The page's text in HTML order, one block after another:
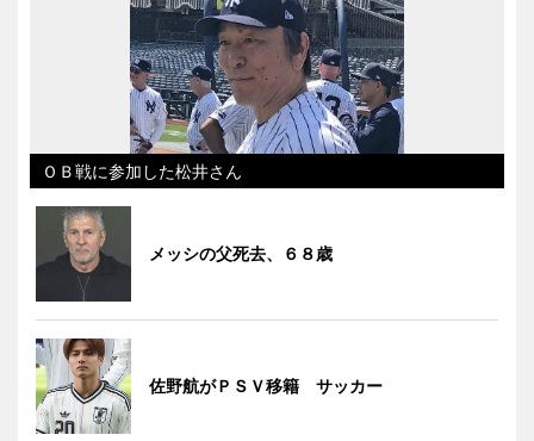
ＯＢ戦に参加した松井さん
メッシの父死去、６８歳
佐野航がＰＳＶ移籍 サッカー